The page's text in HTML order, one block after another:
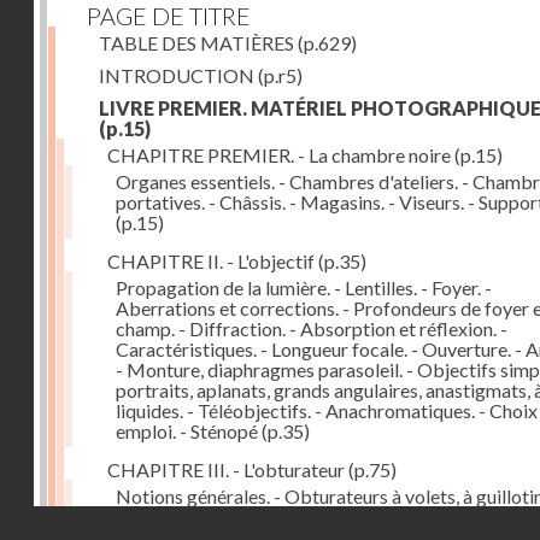
PAGE DE TITRE
TABLE DES MATIÈRES (p.629)
INTRODUCTION (p.r5)
LIVRE PREMIER. MATÉRIEL PHOTOGRAPHIQUE
(p.15)
CHAPITRE PREMIER. - La chambre noire(p.15)
Organes essentiels. - Chambres d'ateliers. -
portatives. - Châssis. - Magasins. - Viseurs. -
(p.15)
CHAPITRE II. - L'objectif(p.35)
Propagation de la lumière. - Lentilles. - Foyer. -
Aberrations et corrections. - Profondeurs de foyer
champ. - Diffraction. - Absorption et réflexion. -
Caractéristiques. - Longueur focale. - Ouverture. -
- Monture, diaphragmes parasoleil. - Objectifs
portraits, aplanats, grands angulaires, anastigmats,
liquides. - Téléobjectifs. - Anachromatiques. -
emploi. - Sténopé(p.35)
CHAPITRE III. - L'obturateur(p.75)
Notions générales. - Obturateurs à volets, à